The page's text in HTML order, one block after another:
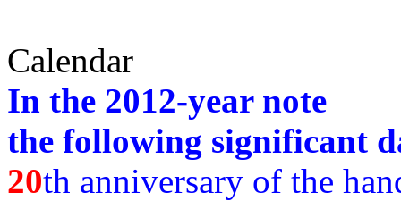
Calendar
In the 2012-year note
the following significant
20th anniversary of the